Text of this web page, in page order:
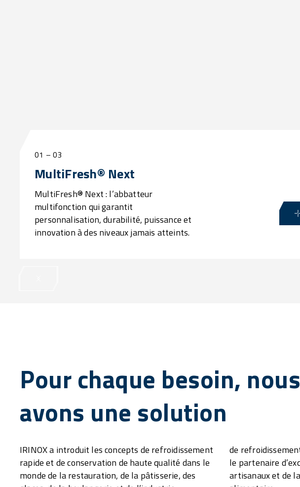
01 – 03
MultiFresh® Next
MultiFresh® Next : l’abbatteur
multifonction qui garantit
personnalisation, durabilité, puissance et
innovation à des niveaux jamais atteints.
Pour chaque besoin, nous
avons une solution
IRINOX a introduit les concepts de refroidissement
rapide et de conservation de haute qualité dans le
monde de la restauration, de la pâtisserie, des
de refroidissement et d’armoires réfrigérées, il est
le partenaire d’excellence de tous les laboratoires
artisanaux et de la petite et moyenne industrie